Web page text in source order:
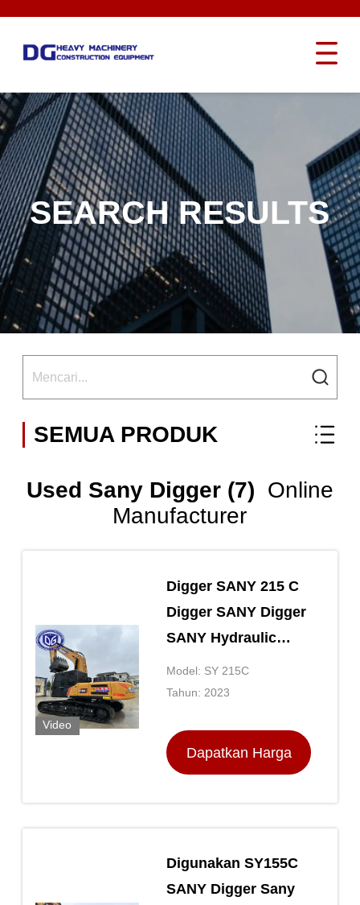
SEARCH RESULTS
SEMUA PRODUK
Used Sany Digger (7) Online
Manufacturer
Video
Digger SANY 215 C
Digger SANY Digger
SANY Hydraulic
Crawler Digger
Model: SY 215C
Tahun: 2023
Dapatkan Harga
Digunakan SY155C
SANY Digger Sany